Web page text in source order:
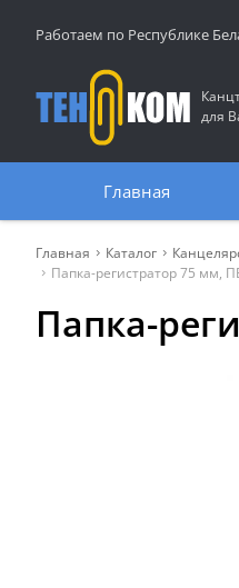
Работаем по Республике
для
Главная
Главная Каталог
Папка-регистратор 75 мм,
Папка-